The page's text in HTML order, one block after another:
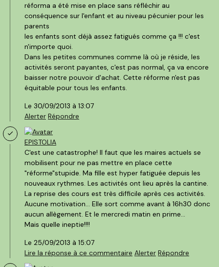
réforma a été mise en place sans réfléchir au
conséquence sur l'enfant et au niveau pécunier pour les
parents
les enfants sont déjà assez fatigués comme ça !!! c'est
n'importe quoi.
Dans les petites communes comme là où je réside, les
activités seront payantes, c'est pas normal, ça va encore
baisser notre pouvoir d'achat. Cette réforme n'est pas
équitable pour tous les enfants.
Le 30/09/2013 à 13:07
Alerter Répondre
EPISTOLIA
C'est une catastrophe! Il faut que les maires actuels se
mobilisent pour ne pas mettre en place cette
"réforme"stupide. Ma fille est hyper fatiguée depuis les
nouveaux rythmes. Les activités ont lieu après la cantine.
La reprise des cours est très difficile après ces activités.
Aucune motivation... Elle sort comme avant à 16h30 donc
aucun allègement. Et le mercredi matin en prime...
Mais quelle ineptie!!!!
Le 25/09/2013 à 15:07
Lire la réponse à ce commentaire Alerter Répondre